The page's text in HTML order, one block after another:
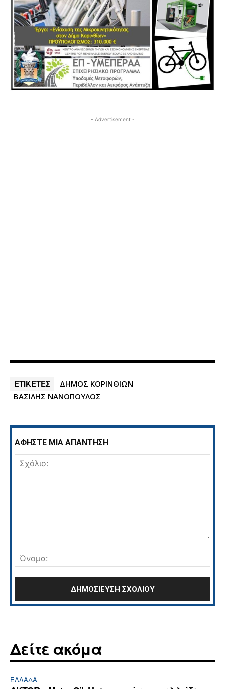
- Advertisement -
ΕΤΙΚΕΤΕΣ
ΔΗΜΟΣ ΚΟΡΙΝΘΙΩΝ
ΒΑΣΙΛΗΣ ΝΑΝΟΠΟΥΛΟΣ
ΑΦΗΣΤΕ ΜΙΑ ΑΠΑΝΤΗΣΗ
Δείτε ακόμα
ΕΛΛΆΔΑ